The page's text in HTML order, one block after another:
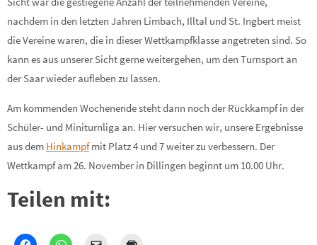
nachdem in den letzten Jahren Limbach, Illtal und St. Ingbert meist
die Vereine waren, die in dieser Wettkampfklasse angetreten sind. So
kann es aus unserer Sicht gerne weitergehen, um den Turnsport an
der Saar wieder aufleben zu lassen.
Am kommenden Wochenende steht dann noch der Rückkampf in der
Schüler- und Miniturnliga an. Hier versuchen wir, unsere Ergebnisse
aus dem Hinkampfmit Platz 4 und 7 weiter zu verbessern. Der
Wettkampf am 26. November in Dillingen beginnt um 10.00 Uhr.
Teilen mit: